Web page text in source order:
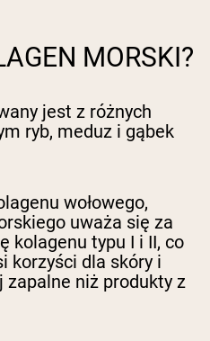
MORSKI?
jest z różnych
ryb, meduz i gąbek
wołowego,
uważa się za
kolagenu typu I i II, co
korzyści dla skóry i
niż produkty z